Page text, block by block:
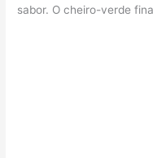
sabor. O cheiro-verde